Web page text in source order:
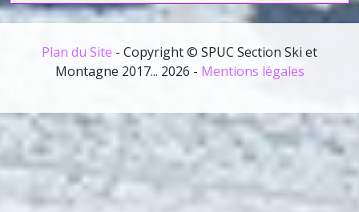
Plan du Site - Copyright © SPUC Section Ski et
Montagne 2017... 2026 - Mentions légales